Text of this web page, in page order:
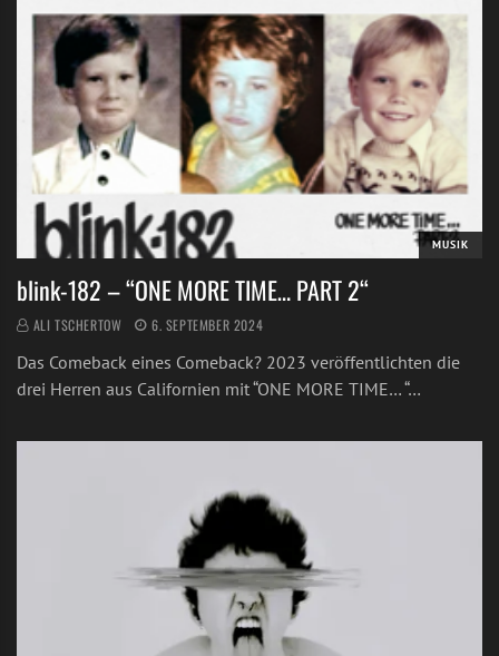
MUSIK
blink-182 – “ONE MORE TIME… PART 2“
ALI TSCHERTOW 6. SEPTEMBER 2024
Das Comeback eines Comeback? 2023 veröffentlichten die
drei Herren aus Californien mit “ONE MORE TIME… “…